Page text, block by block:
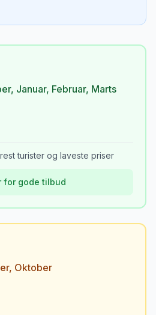
, Januar, Februar, Marts
turister og laveste priser
for gode tilbud
, Oktober